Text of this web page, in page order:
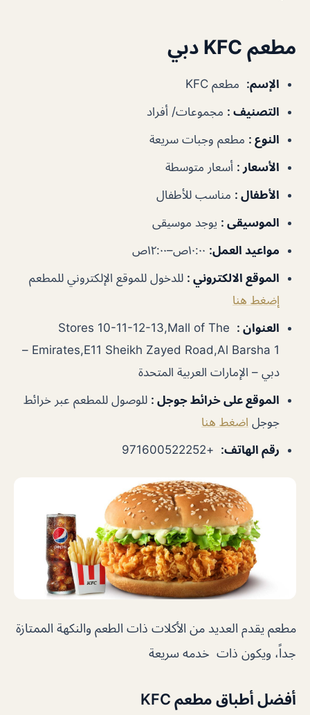
مطعم KFC دبي
الإسم: مطعم KFC
التصنيف : مجموعات/ أفراد
النوع : مطعم وجبات سريعة
الأسعار : أسعار متوسطة
الأطفال : مناسب للأطفال
الموسيقى : يوجد موسيقى
مواعيد العمل:
الموقع الالكتروني : للدخول للموقع الإلكتروني للمطعم
إضغط هنا
العنوان :
Stores 10-11-12-13,Mall of The
Emirates,E11 Sheikh Zayed Road,Al Barsha 1 –
دبي – الإمارات العربية المتحدة
الموقع على خرائط جوجل : للوصول للمطعم عبر خرائط
جوجل اضغط هنا
رقم الهاتف:
+971600522252
مطعم يقدم العديد من الأكلات ذات الطعم والنكهة الممتازة
جداً، ويكون ذات خدمه سريعة
أفضل أطباق مطعم KFC